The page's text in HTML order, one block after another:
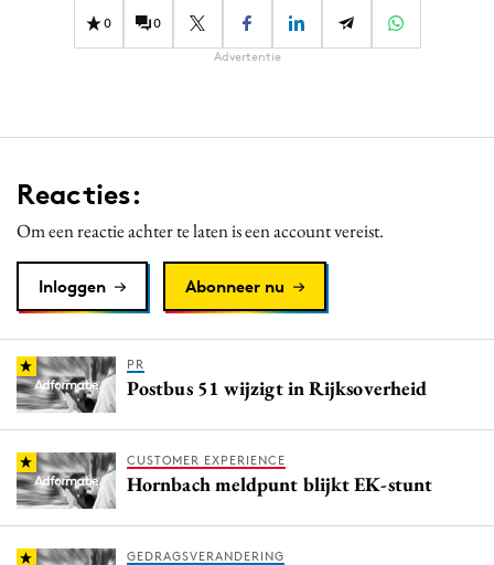
0 0
Advertentie
Reacties:
Om een reactie achter te laten is een account vereist.
Inloggen Abonneer nu
PR
Postbus 51 wijzigt in Rijksoverheid
CUSTOMER EXPERIENCE
Hornbach meldpunt blijkt EK-stunt
GEDRAGSVERANDERING